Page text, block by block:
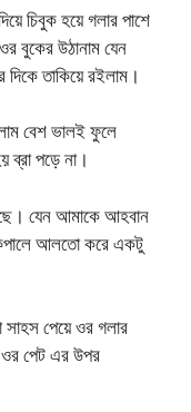
চিবুক হয়ে গলার পাশে
বুকের উঠানাম যেন
তাকিয়ে রইলাম।
বেশ ভালই ফুলে
ব্রা পড়ে না।
যেন আমাকে আহবান
আলতো করে একটু
পেয়ে ওর গলার
ওর পেট এর উপর